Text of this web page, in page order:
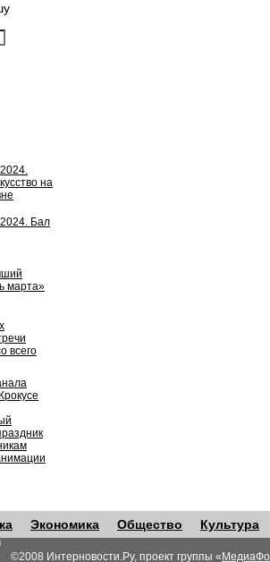
на
Бал
марта»
всего
Экономика Общество Культура
©2008 Интерновости.Ру, проект группы «